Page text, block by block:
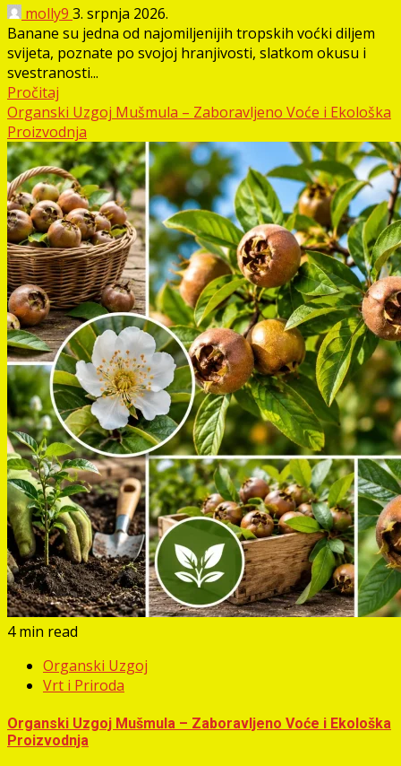
molly9 3. srpnja 2026.
Banane su jedna od najomiljenijih tropskih voćki diljem
svijeta, poznate po svojoj hranjivosti, slatkom okusu i
svestranosti...
Pročitaj
Organski Uzgoj Mušmula – Zaboravljeno Voće i Ekološka
Proizvodnja
4 min read
Organski Uzgoj
Vrt i Priroda
Organski Uzgoj Mušmula – Zaboravljeno Voće i Ekološka
Proizvodnja